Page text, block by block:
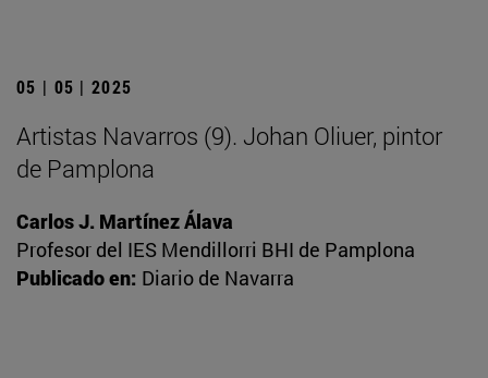
05 | 05 | 2025
Artistas Navarros (9). Johan Oliuer, pintor
de Pamplona
Carlos J. Martínez Álava
Profesor del IES Mendillorri BHI de Pamplona
Publicado en: Diario de Navarra